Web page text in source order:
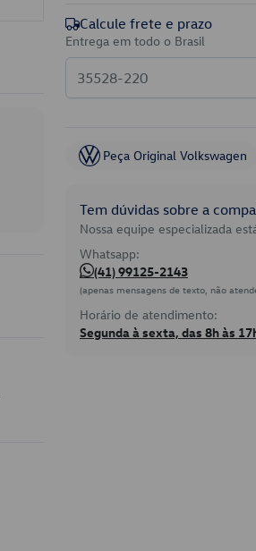
Calcule frete e prazo
Entrega em todo o Brasil
Peça Original Volkswagen
Tem dúvidas sobre a
Nossa equipe especializada
Whatsapp:
(41) 99125-2143
(apenas mensagens de texto, não
Horário de atendimento:
Segunda à sexta, das 8h às